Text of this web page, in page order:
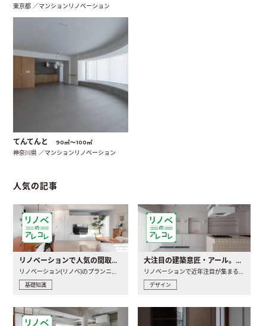
東京都 ／マンションリノベーション
てんてんと 90㎡〜100㎡
神奈川県 ／マンションリノベーション
人気の記事
リノベーションで人気の間取りとは？トレンドの間取りと実例を徹底解説
基礎知識
大注目の建築意匠・アール。人気の理由と空間に取り入れるポイント
デザイン